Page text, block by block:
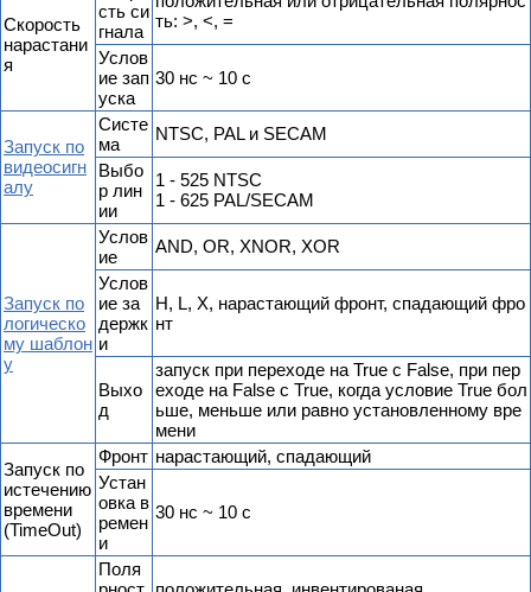
Скорость
нарастани
я
сть си
гнала
ть: >, <, =
Услов
ие зап
уска
30 нс ~ 10 с
Запуск по
видеосигн
алу
Cисте
ма
NTSC, PAL и SECAM
Выбо
р лин
ии
1 - 525 NTSC
1 - 625 PAL/SECAM
Запуск по
логическо
му шаблон
у
Услов
ие
AND, OR, XNOR, XOR
Услов
ие за
держк
и
H, L, X, нарастающий фронт, спадающий фро
нт
Выхо
д
запуск при переходе на True с False, при пер
еходе на False с True, когда условие True бол
ьше, меньше или равно установленному вре
мени
Запуск по
истечению
времени
(TimeOut)
Фронт нарастающий, спадающий
Устан
овка в
ремен
и
30 нс ~ 10 с
Поля